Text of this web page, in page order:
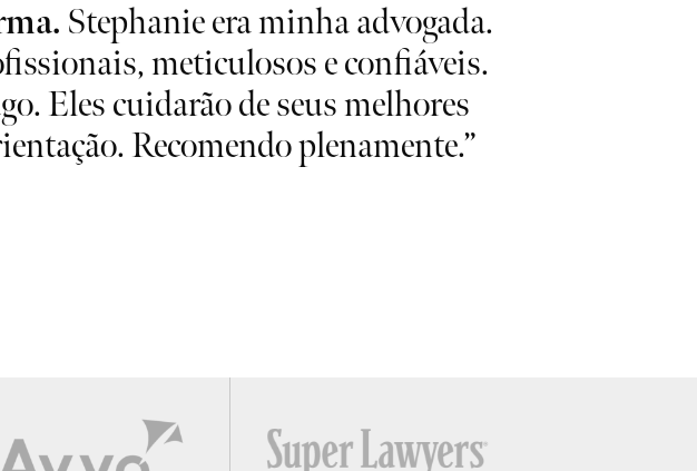
Stephanie era minha advogada.
meticulosos e confiáveis.
Eles cuidarão de seus melhores
Recomendo plenamente.”